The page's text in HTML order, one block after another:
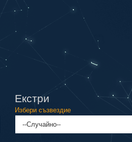
Екстри
Избери съзвездие